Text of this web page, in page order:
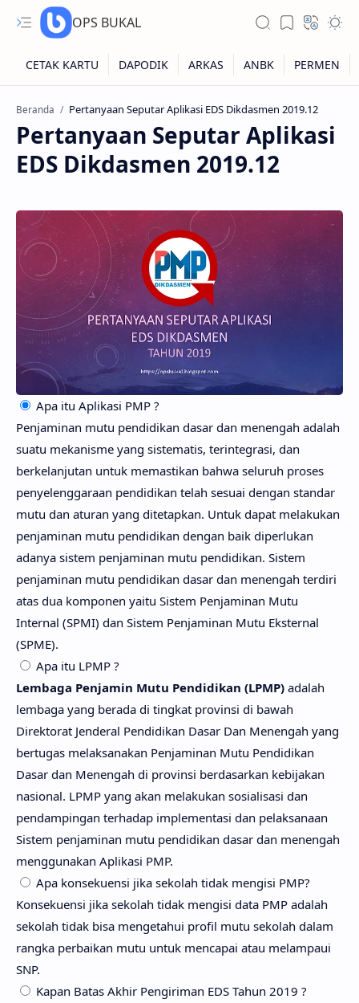
OPS BUKAL
Kartu NRG
Kartu NISN Foto
Kartu NISN Massal
Beranda
Pertanyaan Seputar Aplikasi
EDS Dikdasmen 2019.12
Apa itu Aplikasi PMP ?
Penjaminan mutu pendidikan dasar dan menengah adalah
suatu mekanisme yang sistematis, terintegrasi, dan
berkelanjutan untuk memastikan bahwa seluruh proses
penyelenggaraan pendidikan telah sesuai dengan standar
mutu dan aturan yang ditetapkan. Untuk dapat melakukan
penjaminan mutu pendidikan dengan baik diperlukan
adanya sistem penjaminan mutu pendidikan. Sistem
penjaminan mutu pendidikan dasar dan menengah terdiri
atas dua komponen yaitu Sistem Penjaminan Mutu
Internal (SPMI) dan Sistem Penjaminan Mutu Eksternal
(SPME).
Apa itu LPMP ?
Lembaga Penjamin Mutu Pendidikan (LPMP) adalah
lembaga yang berada di tingkat provinsi di bawah
Direktorat Jenderal Pendidikan Dasar Dan Menengah yang
bertugas melaksanakan Penjaminan Mutu Pendidikan
Dasar dan Menengah di provinsi berdasarkan kebijakan
nasional. LPMP yang akan melakukan sosialisasi dan
pendampingan terhadap implementasi dan pelaksanaan
Sistem penjaminan mutu pendidikan dasar dan menengah
menggunakan Aplikasi PMP.
Apa konsekuensi jika sekolah tidak mengisi PMP?
Konsekuensi jika sekolah tidak mengisi data PMP adalah
sekolah tidak bisa mengetahui profil mutu sekolah dalam
rangka perbaikan mutu untuk mencapai atau melampaui
SNP.
Kapan Batas Akhir Pengiriman EDS Tahun 2019 ?